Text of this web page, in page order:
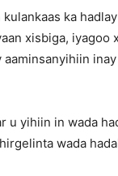
ka
xisbiga, iyagoo
u yihiin in wada
wada